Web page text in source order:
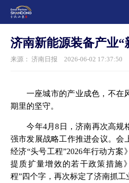
济南新能源装备产业“
来源： 济南日报 2026-06-02 17:37:50
一座城市的产业成色，不在
期里的坚守。
今年4月8日，济南再次高规
强市发展战略工作推进会议。会
经济“头号工程”2026年行动方案
提质扩量增效的若干政策措施
程”四个字，再次标定了济南抓工